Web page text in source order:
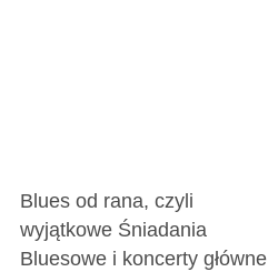
Blues od rana, czyli
wyjątkowe Śniadania
Bluesowe i koncerty główne